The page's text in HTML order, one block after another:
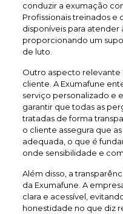
conduzir a exumação
Profissionais treinados e
disponíveis para atender
proporcionando um
de luto.
Outro aspecto
cliente. A Exumafune
serviço personalizado e
garantir que todas as
tratadas de forma
o cliente assegura que
adequada, o que é
onde sensibilidade e
Além disso, a
da Exumafune. A
clara e acessível,
honestidade no que diz